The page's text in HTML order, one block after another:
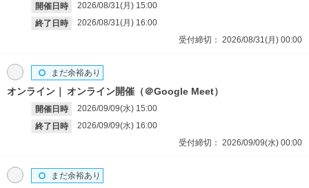
開催日時 2026/08/31(月) 15:00
終了日時
2026/08/31(月) 16:00
受付締切： 2026/08/31(月) 00:00
オンライン オンライン開催（＠Google Meet）
開催日時 2026/09/09(水) 15:00
終了日時
2026/09/09(水) 16:00
まだ余裕あり
受付締切： 2026/09/09(水) 00:00
まだ余裕あり